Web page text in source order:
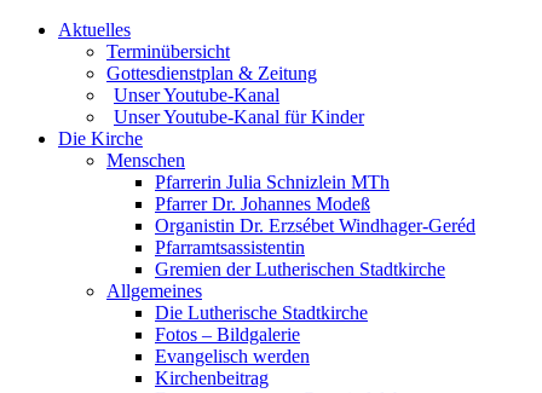
Aktuelles
Terminübersicht
Gottesdienstplan & Zeitung
Unser Youtube-Kanal
Unser Youtube-Kanal für Kinder
Die Kirche
Menschen
Pfarrerin Julia Schnizlein MTh
Pfarrer Dr. Johannes Modeß
Organistin Dr. Erzsébet Windhager-Geréd
Pfarramtsassistentin
Gremien der Lutherischen Stadtkirche
Allgemeines
Die Lutherische Stadtkirche
Fotos – Bildgalerie
Evangelisch werden
Kirchenbeitrag